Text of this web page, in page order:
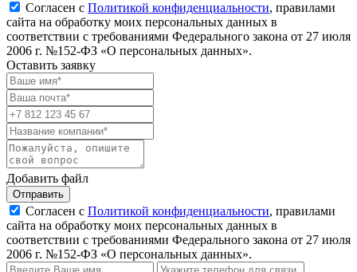
Согласен с Политикой конфиденциальности, правилами
сайта на обработку моих персональных данных в
соответствии с требованиями Федерального закона от 27 июля
2006 г. №152-ФЗ «О персональных данных».
Оставить заявку
Добавить файл
Отправить
Согласен с Политикой конфиденциальности, правилами
сайта на обработку моих персональных данных в
соответствии с требованиями Федерального закона от 27 июля
2006 г. №152-ФЗ «О персональных данных».